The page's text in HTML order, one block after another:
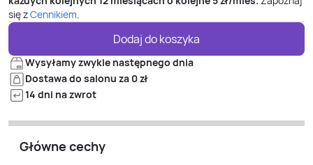
się zCennikiem.
Dodaj do koszyka
Wysyłamy zwykle następnego dnia
Dostawa do salonu za 0 zł
14 dni na zwrot
Główne cechy